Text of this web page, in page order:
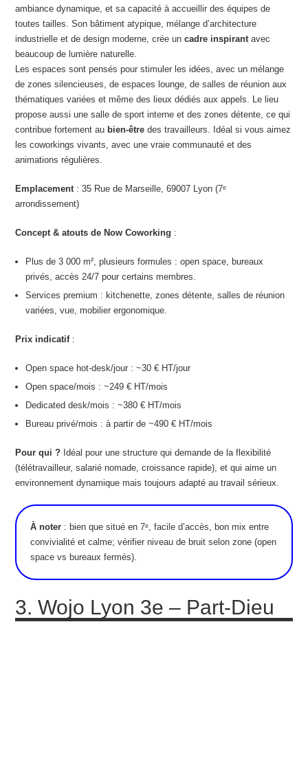
ambiance dynamique, et sa capacité à accueillir des équipes de
toutes tailles. Son bâtiment atypique, mélange d’architecture
industrielle et de design moderne, crée uncadre inspirantavec
beaucoup de lumière naturelle.
Les espaces sont pensés pour stimuler les idées, avec un mélange
de zones silencieuses, de espaces lounge, de salles de réunion aux
thématiques variées et même des lieux dédiés aux appels. Le lieu
propose aussi une salle de sport interne et des zones détente, ce qui
contribue fortement au bien-être des travailleurs. Idéal si vous aimez
les coworkings vivants, avec une vraie communauté et des
animations régulières.
Emplacement: 35 Rue de Marseille, 69007 Lyon (7ᵉ
arrondissement)
Concept & atouts de Now Coworking :
Plus de 3 000 m², plusieurs formules : open space, bureaux
privés, accès 24/7 pour certains membres.
Services premium : kitchenette, zones détente, salles de réunion
variées, vue, mobilier ergonomique.
Prix indicatif:
Open space hot-desk/jour : ~30 € HT/jour
Open space/mois : ~249 € HT/mois
Dedicated desk/mois : ~380 € HT/mois
Bureau privé/mois : à partir de ~490 € HT/mois
Pour qui ? Idéal pour une structure qui demande de la flexibilité
(télétravailleur, salarié nomade, croissance rapide), et qui aime un
environnement dynamique mais toujours adapté au travail sérieux.
À noter : bien que situé en 7ᵉ, facile d’accès, bon mix entre
convivialité et calme; vérifier niveau de bruit selon zone (open
space vs bureaux fermés).
3. Wojo Lyon 3e – Part‑Dieu